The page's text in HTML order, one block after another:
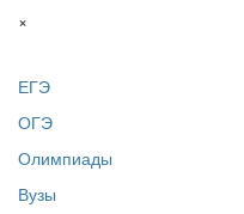
×
ЕГЭ
ОГЭ
Олимпиады
Вузы